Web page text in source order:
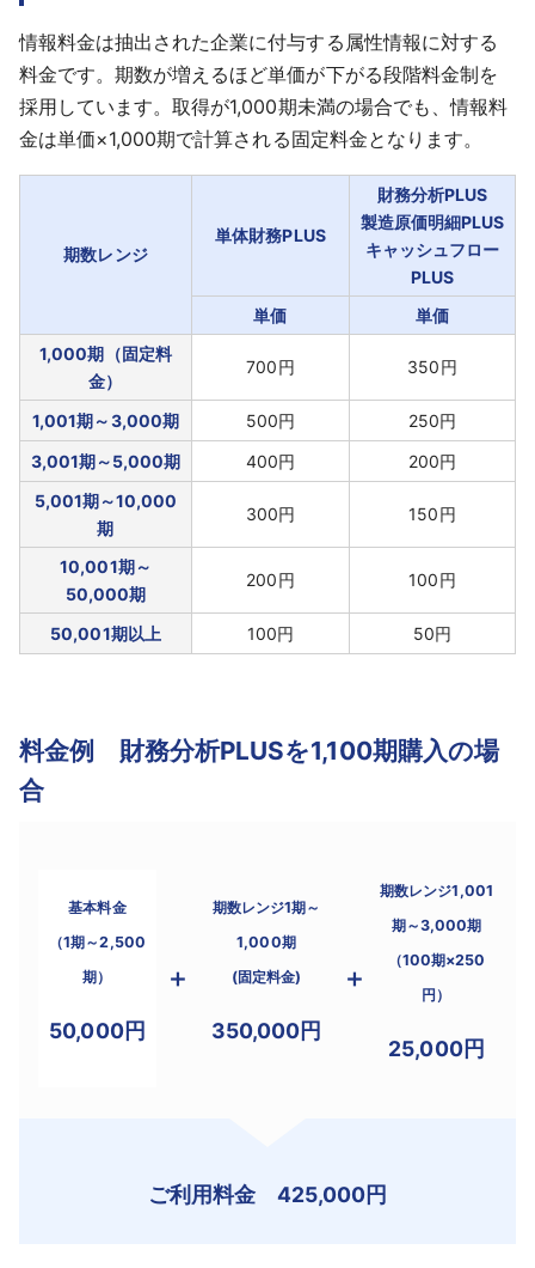
情報料金は抽出された企業に付与する属性情報に対する
料金です。期数が増えるほど単価が下がる段階料金制を
採用しています。取得が1,000期未満の場合でも、情報料
金は単価×1,000期で計算される固定料金となります。
期数レンジ
単体財務PLUS
財務分析PLUS
製造原価明細PLUS
キャッシュフロー
PLUS
単価
単価
1,000期（固定料
金）
700円 350円
1,001期～3,000期 500円
250円
3,001期～5,000期
400円
200円
5,001期～10,000
期
300円 150円
10,001期～
50,000期
200円 100円
50,001期以上 100円 50円
料金例 財務分析PLUSを1,100期購入の場
合
基本料金
（1期～2,500
期）
50,000円
＋
期数レンジ1期～
1,000期
(固定料金)
350,000円
＋
期数レンジ1,001
期～3,000期
（100期×250
円）
25,000円
ご利用料金 425,000円